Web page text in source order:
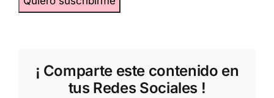
¡ Comparte este contenido en
tus Redes Sociales !